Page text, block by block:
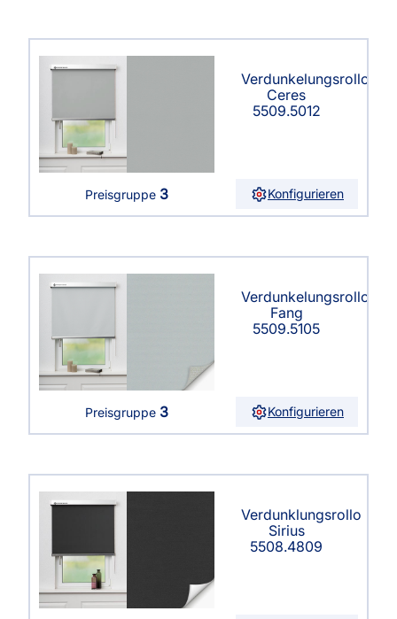
Verdunkelungsrollo
Ceres
5509.5012
Preisgruppe 3 Konfigurieren
Verdunkelungsrollo
Fang
5509.5105
Preisgruppe 3 Konfigurieren
Verdunklungsrollo
Sirius
5508.4809